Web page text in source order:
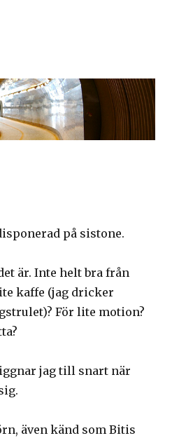
på sistone.
är. Inte helt bra från
kaffe (jag dricker
För lite motion?
jag till snart när
även känd som Bitis